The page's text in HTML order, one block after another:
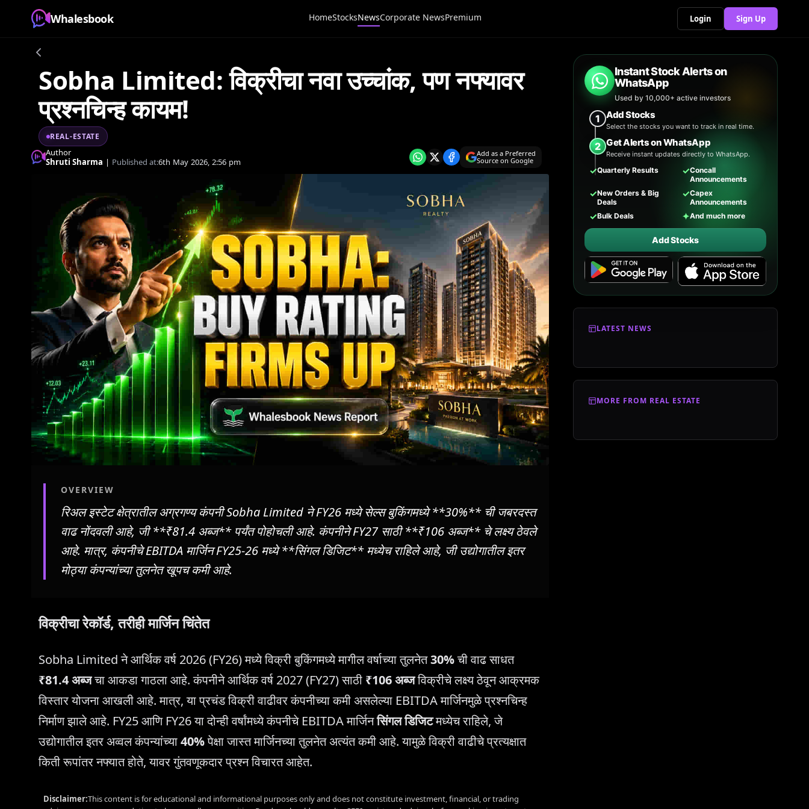
Whalesbook HomeStocksNewsCorporate NewsPremium Login Sign Up
Sobha Limited: विक्रीचा नवा उच्चांक, पण नफ्यावर
प्रश्नचिन्ह कायम!
REAL-ESTATE
Author
Shruti Sharma | Published at:6th May 2026, 2:56 pm
Add as a Preferred
Source on Google
OVERVIEW
रिअल इस्टेट क्षेत्रातील अग्रगण्य कंपनी Sobha Limited ने FY26 मध्ये सेल्स बुकिंगमध्ये **30%** ची जबरदस्त
वाढ नोंदवली आहे, जी **₹81.4 अब्ज** पर्यंत पोहोचली आहे. कंपनीने FY27 साठी **₹106 अब्ज** चे लक्ष्य ठेवले
आहे. मात्र, कंपनीचे EBITDA मार्जिन FY25-26 मध्ये **सिंगल डिजिट** मध्येच राहिले आहे, जी उद्योगातील इतर
मोठ्या कंपन्यांच्या तुलनेत खूपच कमी आहे.
विक्रीचा रेकॉर्ड, तरीही मार्जिन चिंतेत
Sobha Limited ने आर्थिक वर्ष 2026 (FY26) मध्ये विक्री बुकिंगमध्ये मागील वर्षाच्या तुलनेत30%ची वाढ साधत
₹81.4 अब्जचा आकडा गाठला आहे. कंपनीने आर्थिक वर्ष 2027 (FY27) साठी ₹106 अब्जविक्रीचे लक्ष्य ठेवून आक्रमक
विस्तार योजना आखली आहे. मात्र, या प्रचंड विक्री वाढीवर कंपनीच्या कमी असलेल्या EBITDA मार्जिनमुळे प्रश्नचिन्ह
निर्माण झाले आहे. FY25 आणि FY26 या दोन्ही वर्षांमध्ये कंपनीचे EBITDA मार्जिनसिंगल डिजिटमध्येच राहिले, जे
उद्योगातील इतर अव्वल कंपन्यांच्या40%पेक्षा जास्त मार्जिनच्या तुलनेत अत्यंत कमी आहे. यामुळे विक्री वाढीचे प्रत्यक्षात
किती रूपांतर नफ्यात होते, यावर गुंतवणूकदार प्रश्न विचारत आहेत.
Disclaimer:This content is for educational and informational purposes only and does not constitute investment, financial, or trading
Instant Stock Alerts on
WhatsApp
Used by 10,000+ active investors
1 Add Stocks
Select the stocks you want to track in real time.
2 Get Alerts on WhatsApp
Receive instant updates directly to WhatsApp.
✓Quarterly Results ✓Concall
Announcements
✓New Orders & Big
Deals
✓Capex
Announcements
✓Bulk Deals ✦And much more
Add Stocks
LATEST NEWS
MORE FROM REAL ESTATE